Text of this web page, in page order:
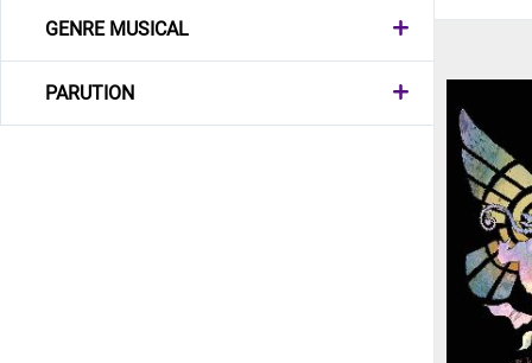
GENRE MUSICAL
PARUTION